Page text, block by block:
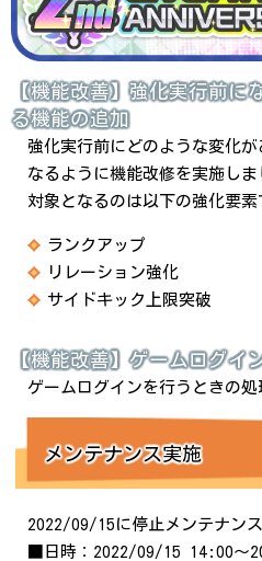
【機能改善】強化実行前に
る機能の追加
強化実行前にどのような変化
なるように機能改修を実施しま
対象となるのは以下の強化要素
ランクアップ
リレーション強化
サイドキック上限突破
【機能改善】ゲームログイ
ゲームログインを行うときの処
メンテナンス実施
2022/09/15に停止メンテナンス
■日時：2022/09/15 14:00～